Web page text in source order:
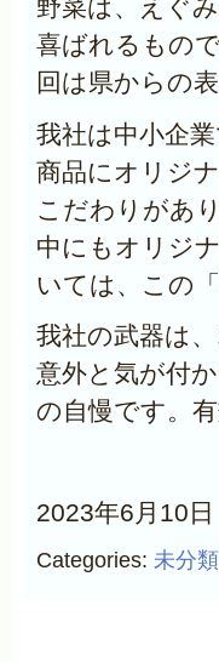
野菜は、えぐ
喜ばれるもの
回は県からの
我社は中小企
商品にオリジ
こだわりがあ
中にもオリジ
いては、この
我社の武器は
意外と気が付
の自慢です。
2023年6月10日
Categories: 未分類